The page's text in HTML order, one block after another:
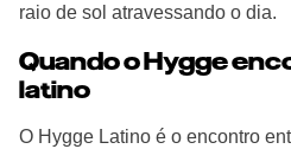
raio de sol atravessando o dia.
Quando o Hygge
latino
O Hygge Latino é o encontro